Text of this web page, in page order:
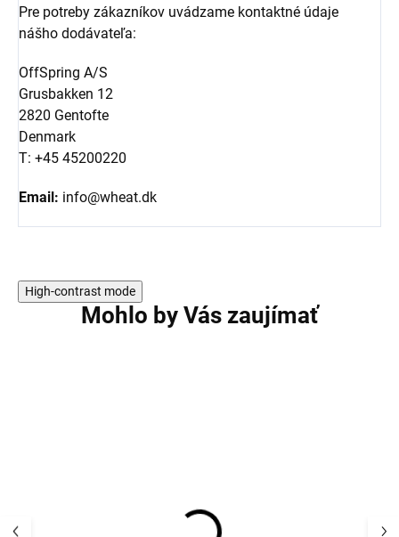
Pre potreby zákazníkov uvádzame kontaktné údaje
nášho dodávateľa:
OffSpring A/S
Grusbakken 12
2820 Gentofte
Denmark
T: +45 45200220
Email: info@wheat.dk
High-contrast mode
Mohlo by Vás zaujímať